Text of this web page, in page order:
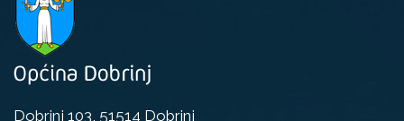
Dobrinj 103, 51514 Dobrinj